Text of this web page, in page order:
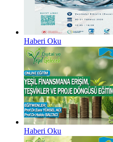
Haberi Oku
Haberi Oku